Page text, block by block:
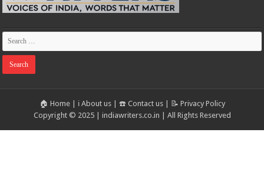
🏠 Home| ℹ️ About us| ☎️ Contact us| 📝 Privacy Policy
Copyright © 2025 | indiawriters.co.in | All Rights Reserved